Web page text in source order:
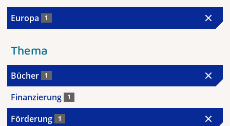
Europa 1
Thema
Bücher 1
Finanzierung 1
Förderung 1